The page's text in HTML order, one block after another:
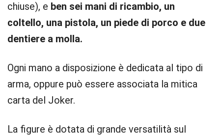
chiuse), e ben sei mani di ricambio, un
coltello, una pistola, un piede di porco e due
dentiere a molla.
Ogni mano a disposizione è dedicata al tipo di
arma, oppure può essere associata la mitica
carta del Joker.
La figure è dotata di grande versatilità sul